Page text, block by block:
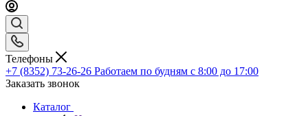
Телефоны
+7 (8352) 73-26-26 Работаем по будням с 8:00 до 17:00
Заказать звонок
Каталог